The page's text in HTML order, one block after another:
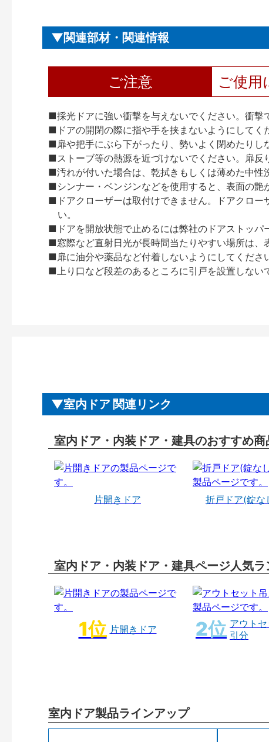
関連部材・関連情報
ご注意 ご使用
■採光ドアに強い衝撃を与えないでください。衝撃
■ドアの開閉の際に指や手を挟まないようにしてく
■扉や把手にぶら下がったり、勢いよく閉めたりし
■ストーブ等の熱源を近づけないでください。扉反
■汚れが付いた場合は、乾拭きもしくは薄めた中性
■シンナー・ベンジンなどを使用すると、表面の艶
■ドアクローザーは取付けできません。ドアクロ
い。
■ドアを開放状態で止めるには弊社のドアストッパ
■窓際など直射日光が長時間当たりやすい場所は、
■扉に油分や薬品など付着しないようにしてくださ
■上り口など段差のあるところに引戸を設置しない
室内ドア 関連リンク
室内ドア・内装ドア・建具のおすすめ商
片開きドア 折戸ドア(錠な
室内ドア・内装ドア・建具ページ人気ラ
片開きドア
アウトセ
引分
室内ドア製品ラインアップ